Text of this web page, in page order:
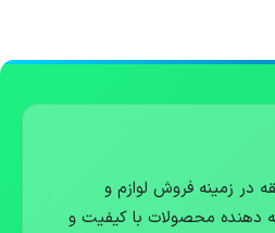
در زمینه فروش لوازم و
دهنده محصولات با کیفیت و